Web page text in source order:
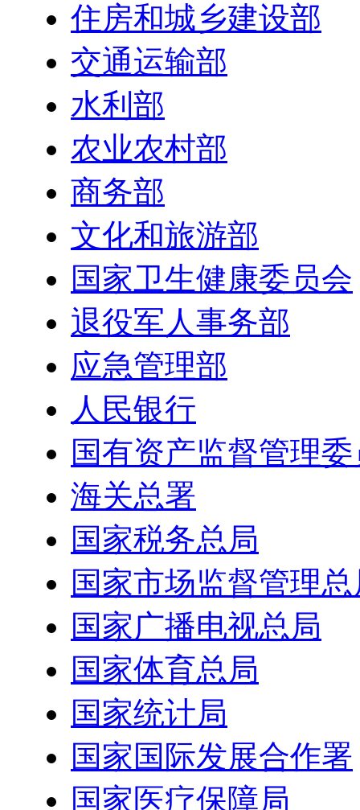
住房和城乡建设部
交通运输部
水利部
农业农村部
商务部
文化和旅游部
国家卫生健康委员会
退役军人事务部
应急管理部
人民银行
国有资产监督管理
海关总署
国家税务总局
国家市场监督管理
国家广播电视总局
国家体育总局
国家统计局
国家国际发展合作署
国家医疗保障局